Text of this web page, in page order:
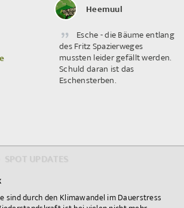
Heemuul
Esche - die Bäume entlang
des Fritz Spazierweges
mussten leider gefällt werden.
Schuld daran ist das
Eschensterben.
sind durch den Klimawandel im Dauerstress